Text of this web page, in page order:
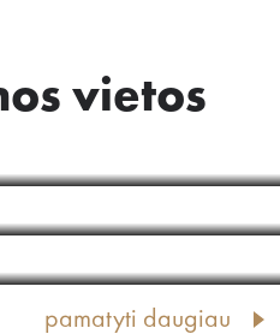
vietos
"JŪRMALA"
PARKAS
pamatyti daugiau